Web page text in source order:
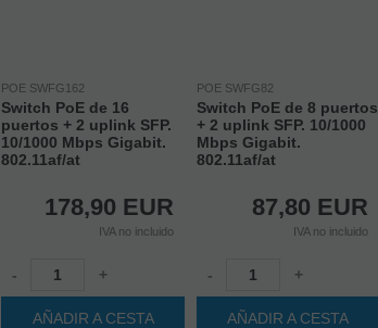
POE SWFG162
Switch PoE de 16
puertos + 2 uplink SFP.
10/1000 Mbps Gigabit.
802.11af/at
178,90 EUR
IVA no incluido
- +
AÑADIR A CESTA
POE SWFG82
Switch PoE de 8 puertos
+ 2 uplink SFP. 10/1000
Mbps Gigabit.
802.11af/at
87,80 EUR
IVA no incluido
- +
AÑADIR A CESTA